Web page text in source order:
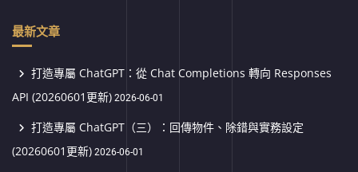
最新文章
打造專屬 ChatGPT：從 Chat Completions 轉向 Responses
API (20260601更新) 2026-06-01
打造專屬 ChatGPT（三）：回傳物件、除錯與實務設定
(20260601更新) 2026-06-01